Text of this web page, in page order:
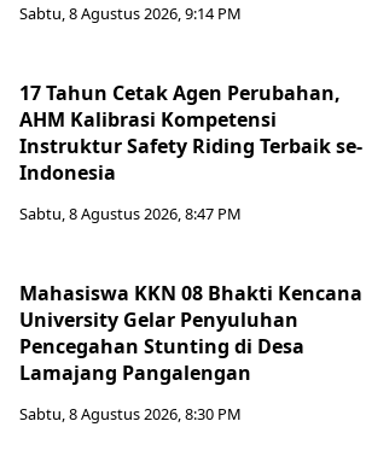
Sabtu, 8 Agustus 2026, 9:14 PM
17 Tahun Cetak Agen Perubahan,
AHM Kalibrasi Kompetensi
Instruktur Safety Riding Terbaik se-
Indonesia
Sabtu, 8 Agustus 2026, 8:47 PM
Mahasiswa KKN 08 Bhakti Kencana
University Gelar Penyuluhan
Pencegahan Stunting di Desa
Lamajang Pangalengan
Sabtu, 8 Agustus 2026, 8:30 PM